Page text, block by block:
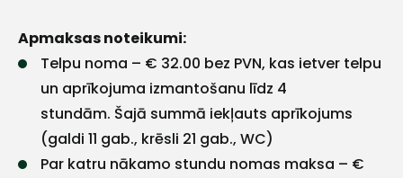
Apmaksas noteikumi:
Telpu noma – € 32.00 bez PVN, kas ietver telpu
un aprīkojuma izmantošanu līdz 4
stundām. Šajā summā iekļauts aprīkojums
(galdi 11 gab., krēsli 21 gab., WC)
Par katru nākamo stundu nomas maksa – €